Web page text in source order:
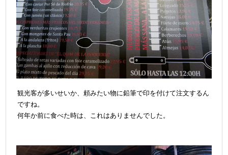
観光客が多いせいか、頼みたい物に鉛筆で印を付けて注文するん
ですね。
何年か前に食べた時は、これはありませんでした。